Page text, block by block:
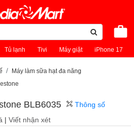
Tủ lạnh Tivi Máy giặt iPhone 17
Máy làm sữa hạt đa năng
BLB6035
| Viết nhận xét
Thông số